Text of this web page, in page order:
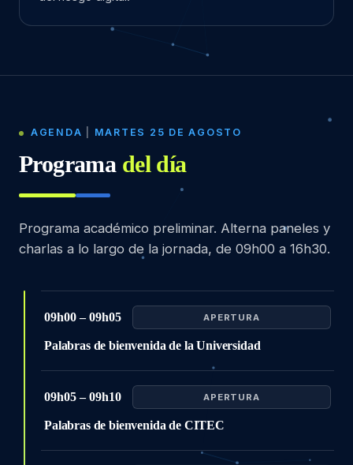
AGENDA MARTES 25 DE AGOSTO
Programa del día
Programa académico preliminar. Alterna paneles y
charlas a lo largo de la jornada, de 09h00 a 16h30.
09h00 – 09h05 APERTURA
Palabras de bienvenida de la Universidad
09h05 – 09h10 APERTURA
Palabras de bienvenida de CITEC